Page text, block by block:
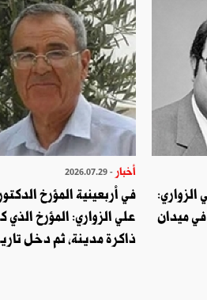
الزواري:
في ميدان
أخبار - 2026.07.29
في أربعينية المؤرخ الدكتور
علي الزواري: المؤرخ الذي
ذاكرة مدينة، ثم دخل